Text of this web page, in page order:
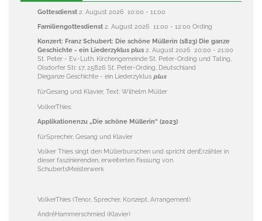
Gottesdienst 2. August 2026 10:00 - 11:00
Familiengottesdienst 2. August 2026 11:00 - 12:00 Ording
Konzert: Franz Schubert: Die schöne Müllerin (1823) Die ganze
Geschichte - ein Liederzyklus plus 2. August 2026 20:00 - 21:00
St. Peter - Ev.-Luth. Kirchengemeinde St. Peter-Ording und Tating,
Olsdorfer Str. 17, 25826 St. Peter-Ording, Deutschland
Dieganze Geschichte - ein Liederzyklus plus
fürGesang und Klavier, Text: Wilhelm Müller
VolkerThies:
Applikationenzu „Die schöne Müllerin“ (2023)
fürSprecher, Gesang und Klavier
Volker Thies singt den Müllerburschen und spricht denErzähler in
dieser faszinierenden, erweiterten Fassung von
SchubertsMeisterwerk
VolkerThies (Tenor, Sprecher, Konzept, Arrangement)
AndréHammerschmied (Klavier)